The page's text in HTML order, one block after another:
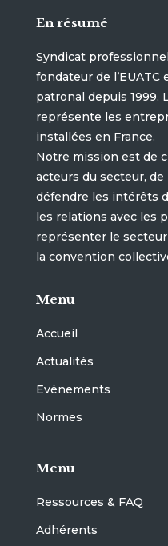
En résumé
Syndicat
fondateur de l’EUATC
patronal depuis 1999,
représente les
installées en France.
Notre mission est de
acteurs du secteur,
défendre les intérêts
les relations avec les
représenter le
la convention
Menu
Accueil
Actualités
Evénements
Normes
Menu
Ressources & FAQ
Adhérents